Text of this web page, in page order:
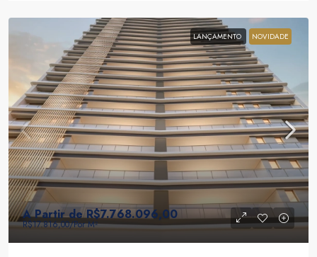
LANÇAMENTO NOVIDADE
A Partir deR$7.768.096,00
R$17.816,00/Por M²